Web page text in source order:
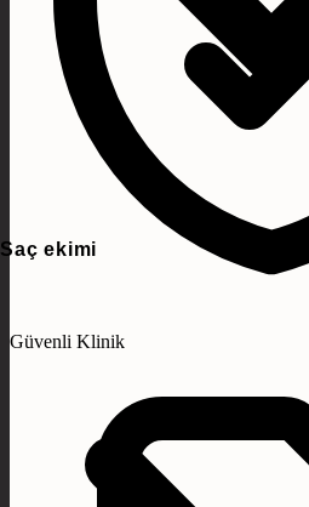
Saç ekimi
Güvenli Klinik